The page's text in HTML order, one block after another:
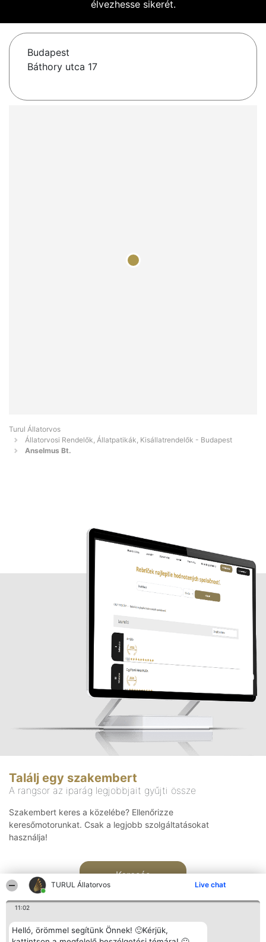
TURUL Állatorvos Live chat
11:02
Helló, örömmel segítünk Önnek! 🙂Kérjük,
élvezhesse sikerét.
Budapest
Báthory utca 17
Turul Állatorvos
Állatorvosi Rendelők, Állatpatikák, Kisállatrendelők - Budapest
Anselmus Bt.
Találj egy szakembert
A rangsor az iparág legjobbjait gyűjti össze
Szakembert keres a közelébe? Ellenőrizze
keresőmotorunkat. Csak a legjobb szolgáltatásokat
használja!
Keresés